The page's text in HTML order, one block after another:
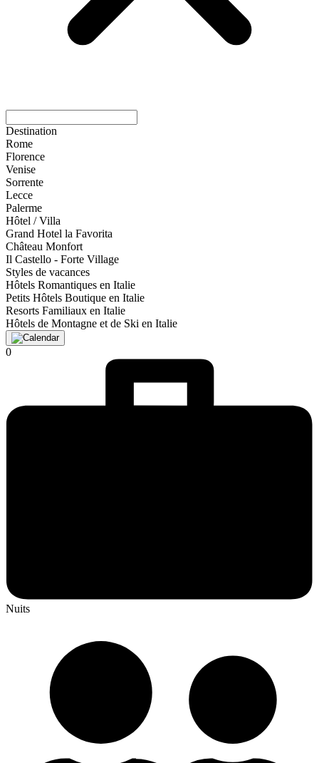
Destination
Rome
Florence
Venise
Sorrente
Lecce
Palerme
Hôtel / Villa
Grand Hotel la Favorita
Château Monfort
Il Castello - Forte Village
Styles de vacances
Hôtels Romantiques en Italie
Petits Hôtels Boutique en Italie
Resorts Familiaux en Italie
Hôtels de Montagne et de Ski en Italie
0
Nuits